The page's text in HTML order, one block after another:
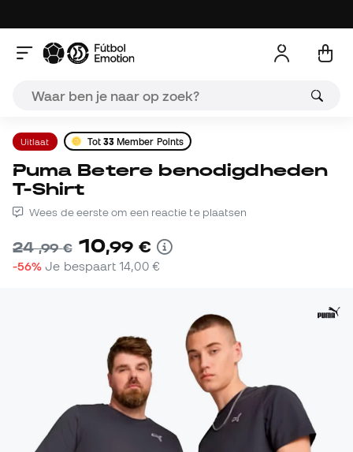
Uitlaat Tot 33 Member Points
Puma Betere benodigdheden
T-Shirt
Wees de eerste om een reactie te plaatsen
24,99 € 10,99 €
-56% Je bespaart14,00 €